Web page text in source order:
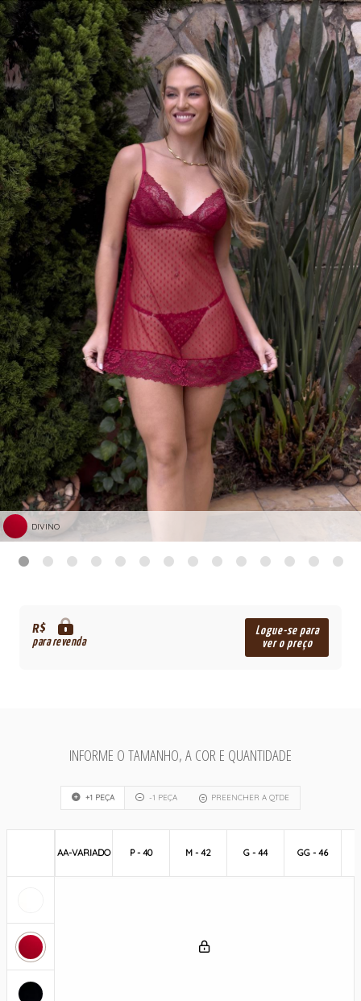
DIVINO
R$
para revenda
Logue-se para
ver o preço
INFORME O TAMANHO, A COR E QUANTIDADE
+1 PEÇA -1 PEÇA PREENCHER A QTDE
AA-VARIADO P - 40 M - 42 G - 44 GG - 46